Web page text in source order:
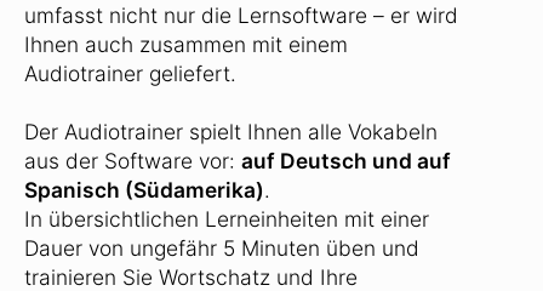
umfasst nicht nur die Lernsoftware – er wird
Ihnen auch zusammen mit einem
Audiotrainer geliefert.
Der Audiotrainer spielt Ihnen alle Vokabeln
aus der Software vor: auf Deutsch und auf
Spanisch (Südamerika).
In übersichtlichen Lerneinheiten mit einer
Dauer von ungefähr 5 Minuten üben und
trainieren Sie Wortschatz und Ihre